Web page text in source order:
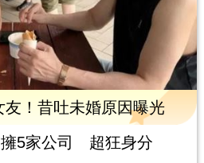
！昔吐未婚原因曝光
5家公司 超狂身分